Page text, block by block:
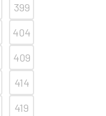
399
404
409
414
419